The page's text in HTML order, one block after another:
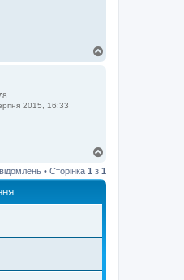
2015, 16:33
г
о
• Сторінка 1 з 1